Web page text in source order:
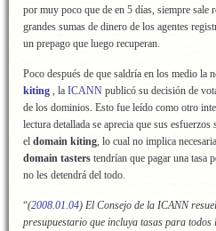
por muy poco que de en 5 días, siempre sale
grandes sumas de dinero de los agentes
un prepago que luego recuperan.
Poco después de que saldría en los medio la
kiting , la ICANN publicó su decisión de
de los dominios. Esto fue leído como otro
lectura detallada se aprecia que sus
el domain kiting, lo cual no implica
domain tasters tendrían que pagar una tasa
no les detendrá del todo.
“(2008.01.04) El Consejo de la ICANN
presupuestario que incluya tasas para